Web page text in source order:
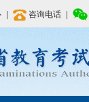
| 咨询电话 |